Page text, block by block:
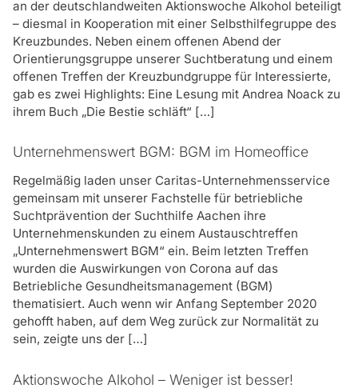
Ansprechpartner für Suchtfragen und
weitere Funktionen. Praxistauglich,
abwechslungsreich und mit viel Spaß
vermittelt. Vielen Dank dafür!“
Jan Rickmann, Gesundheitsmanager Konzern,
Continental AG
„Hervorzuheben ist, dass die Inhalte des
unmittelbar in den betrieblichen Alltag
umgesetzt werden können, so etwas ist
selten.“
Rita Gabele, Betriebliches Gesundheitsmanagement
Umweltbetrieb Bremen
„Das Seminar war inhaltlich fundiert-
fesselnd und erfrischend kurzweilig!
Danke!“
Arbeitsmedizinischen Zentrum Wunstorf
betrieblichen Suchtprävention an?
Als erfahrener Kooperationspartner bietet die
Fachstelle für betriebliche Suchtprävention der
Suchthilfe Aachen folgende Bausteine an:
– Infostand, Mitmach-Aktionen und Impulsvorträge bei
betrieblichen Gesundheitstagen
Suchtvereinbarungen im Betrieb
– Coaching der Personalverantwortlichen im Umgang
mit suchtbelasteten Mitarbeitern
– Fortbildungen für Personalverantwortliche und
Ausbilder
– Workshops und Vorträge für Auszubildende und
Mitarbeiter
– schnelle Beratung für suchtgefährdete Mitarbeiter
– unkomplizierte Vermittlung in ambulante oder
stationäre Therapie
an der deutschlandweiten Aktionswoche Alkohol beteiligt
– diesmal in Kooperation mit einer Selbsthilfegruppe des
Kreuzbundes. Neben einem offenen Abend der
Orientierungsgruppe unserer Suchtberatung und einem
offenen Treffen der Kreuzbundgruppe für Interessierte,
gab es zwei Highlights: Eine Lesung mit Andrea Noack zu
ihrem Buch „Die Bestie schläft“ […]
Unternehmenswert BGM: BGM im Homeoffice
Regelmäßig laden unser Caritas-Unternehmensservice
gemeinsam mit unserer Fachstelle für betriebliche
Suchtprävention der Suchthilfe Aachen ihre
Unternehmenskunden zu einem Austauschtreffen
„Unternehmenswert BGM“ ein. Beim letzten Treffen
wurden die Auswirkungen von Corona auf das
Betriebliche Gesundheitsmanagement (BGM)
thematisiert. Auch wenn wir Anfang September 2020
gehofft haben, auf dem Weg zurück zur Normalität zu
sein, zeigte uns der […]
Aktionswoche Alkohol – Weniger ist besser!